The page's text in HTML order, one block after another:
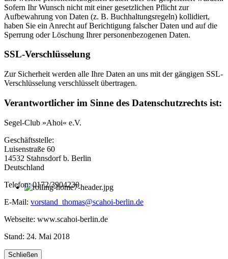
Sofern Ihr Wunsch nicht mit einer gesetzlichen Pflicht zur
Aufbewahrung von Daten (z. B. Buchhaltungsregeln) kollidiert,
haben Sie ein Anrecht auf Berichtigung falscher Daten und auf die
Sperrung oder Löschung Ihrer personenbezogenen Daten.
SSL-Verschlüsselung
Zur Sicherheit werden alle Ihre Daten an uns mit der gängigen SSL-
Verschlüsselung verschlüsselt übertragen.
Verantwortlicher im Sinne des Datenschutzrechts ist:
Segel-Club »Ahoi« e.V.
Geschäftsstelle:
Luisenstraße 60
14532 Stahnsdorf b. Berlin
Deutschland
Telefon: 0172/3904230
E-Mail: vorstand_thomas@scahoi-berlin.de
Webseite: www.scahoi-berlin.de
Stand: 24. Mai 2018
Schließen